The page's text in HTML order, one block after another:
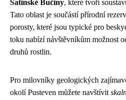
Satinské Bučiny, které tvoří
Tato oblast je součástí přírodní
porosty, které jsou typické pro
toku nabízí návštěvníkům možnost
druhů rostlin.
Pro milovníky geologických
okolí Pusteven můžete navštívit